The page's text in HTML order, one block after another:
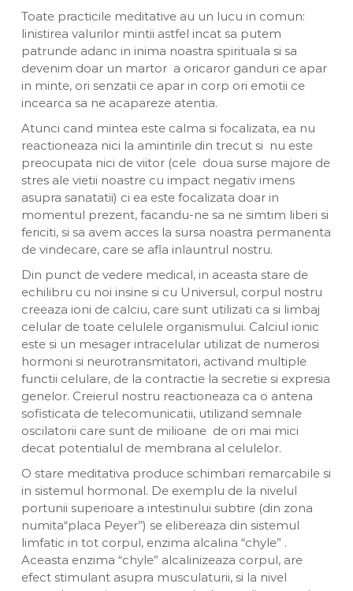
Toate practicile meditative au un lucu in comun:
linistirea valurilor mintii astfel incat sa putem
patrunde adanc in inima noastra spirituala si sa
devenim doar un martor a oricaror ganduri ce apar
in minte, ori senzatii ce apar in corp ori emotii ce
incearca sa ne acapareze atentia.
Atunci cand mintea este calma si focalizata, ea nu
reactioneaza nici la amintirile din trecut si nu este
preocupata nici de viitor (cele doua surse majore de
stres ale vietii noastre cu impact negativ imens
asupra sanatatii) ci ea este focalizata doar in
momentul prezent, facandu-ne sa ne simtim liberi si
fericiti, si sa avem acces la sursa noastra permanenta
de vindecare, care se afla inlauntrul nostru.
Din punct de vedere medical, in aceasta stare de
echilibru cu noi insine si cu Universul, corpul nostru
creeaza ioni de calciu, care sunt utilizati ca si limbaj
celular de toate celulele organismului. Calciul ionic
este si un mesager intracelular utilizat de numerosi
hormoni si neurotransmitatori, activand multiple
functii celulare, de la contractie la secretie si expresia
genelor. Creierul nostru reactioneaza ca o antena
sofisticata de telecomunicatii, utilizand semnale
oscilatorii care sunt de milioane de ori mai mici
decat potentialul de membrana al celulelor.
O stare meditativa produce schimbari remarcabile si
in sistemul hormonal. De exemplu de la nivelul
portunii superioare a intestinului subtire (din zona
numita“placa Peyer”) se elibereaza din sistemul
limfatic in tot corpul, enzima alcalina “chyle” .
Aceasta enzima “chyle” alcalinizeaza corpul, are
efect stimulant asupra musculaturii, si la nivel